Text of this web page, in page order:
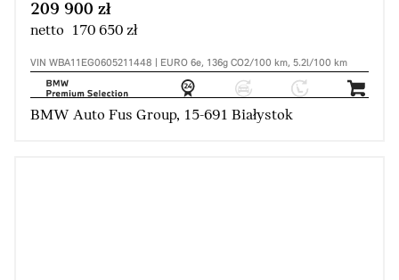
209 900 zł
netto 170 650 zł
VIN WBA11EG0605211448 | EURO 6e, 136g CO2/100 km, 5.2l/100 km
BMW Auto Fus Group, 15-691 Białystok